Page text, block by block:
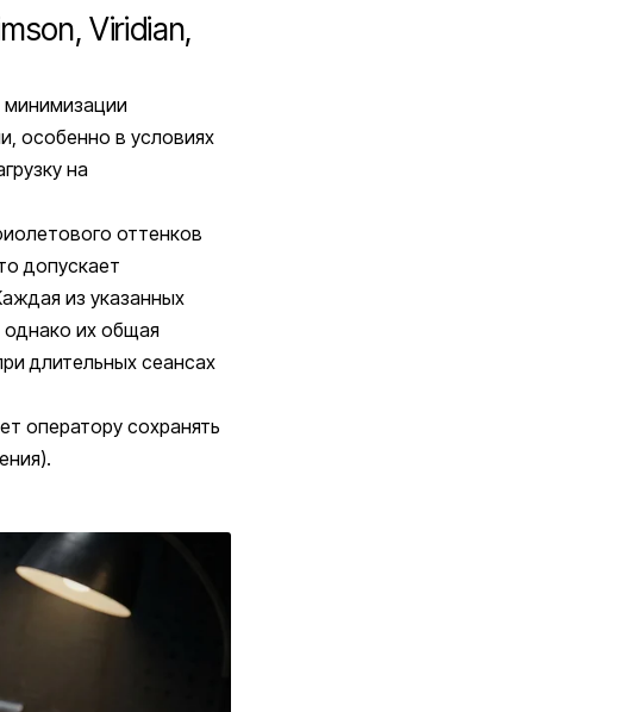
Viridian,
минимизации
особенно в условиях
на
оттенков
допускает
из указанных
их общая
длительных сеансах
оператору сохранять